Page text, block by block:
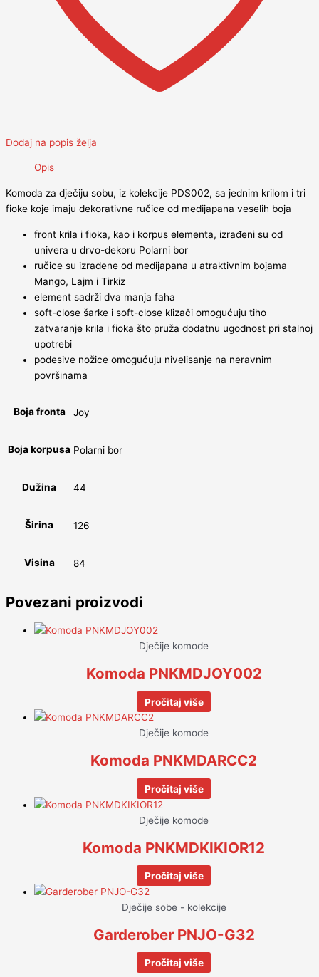
Dodaj na popis želja
Opis
Komoda za dječiju sobu, iz kolekcije PDS002, sa jednim krilom i tri
fioke koje imaju dekorativne ručice od medijapana veselih boja
front krila i fioka, kao i korpus elementa, izrađeni su od
univera u drvo-dekoru Polarni bor
ručice su izrađene od medijapana u atraktivnim bojama
Mango, Lajm i Tirkiz
element sadrži dva manja faha
soft-close šarke i soft-close klizači omogućuju tiho
zatvaranje krila i fioka što pruža dodatnu ugodnost pri stalnoj
upotrebi
podesive nožice omogućuju nivelisanje na neravnim
površinama
Boja fronta Joy
Boja korpusa Polarni bor
Dužina 44
Širina 126
Visina 84
Povezani proizvodi
Dječije komode
Komoda PNKMDJOY002
Pročitaj više
Dječije komode
Komoda PNKMDARCC2
Pročitaj više
Dječije komode
Komoda PNKMDKIKIOR12
Pročitaj više
Dječije sobe - kolekcije
Garderober PNJO-G32
Pročitaj više